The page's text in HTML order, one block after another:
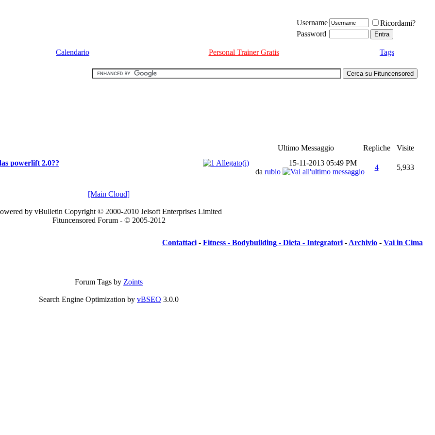
Username
Ricordami?
Password
Calendario Personal Trainer Gratis Tags
Ultimo Messaggio Repliche
Visite
powerlift 2.0??
15-11-2013 05:49 PM
da rubio
4 5,933
[Main Cloud]
by vBulletin Copyright © 2000-2010 Jelsoft Enterprises Limited
Fituncensored Forum - © 2005-2012
Contattaci- Fitness - Bodybuilding - Dieta - Integratori- Archivio- Vai in Cima
Forum Tags by Zoints
Search Engine Optimization by vBSEO 3.0.0